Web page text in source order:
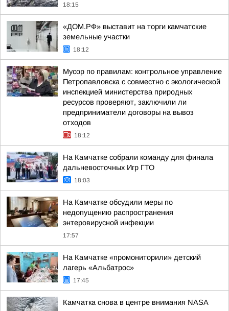
18:15
«ДОМ.РФ» выставит на торги камчатские
земельные участки
18:12
Мусор по правилам: контрольное управление
Петропавловска с совместно с экологической
инспекцией министерства природных
ресурсов проверяют, заключили ли
предприниматели договоры на вывоз
отходов
18:12
На Камчатке собрали команду для финала
дальневосточных Игр ГТО
18:03
На Камчатке обсудили меры по
недопущению распространения
энтеровирусной инфекции
17:57
На Камчатке «промониторили» детский
лагерь «Альбатрос»
17:45
Камчатка снова в центре внимания NASA